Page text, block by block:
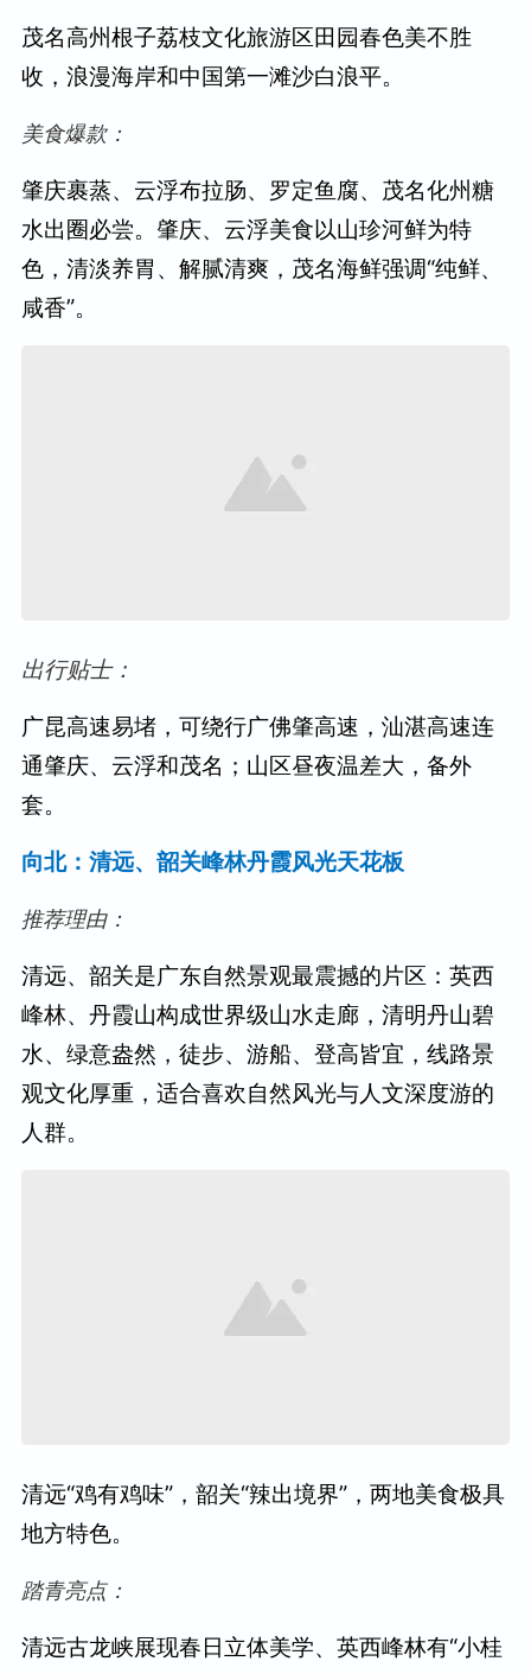
茂名高州根子荔枝文化旅游区田园春色美不胜
收，浪漫海岸和中国第一滩沙白浪平。
美食爆款：
肇庆裹蒸、云浮布拉肠、罗定鱼腐、茂名化州糖
水出圈必尝。肇庆、云浮美食以山珍河鲜为特
色，清淡养胃、解腻清爽，茂名海鲜强调“纯鲜、
咸香”。
出行贴士：
广昆高速易堵，可绕行广佛肇高速，汕湛高速连
通肇庆、云浮和茂名；山区昼夜温差大，备外
套。
向北：清远、韶关峰林丹霞风光天花板
推荐理由：
清远、韶关是广东自然景观最震撼的片区：英西
峰林、丹霞山构成世界级山水走廊，清明丹山碧
水、绿意盎然，徒步、游船、登高皆宜，线路景
观文化厚重，适合喜欢自然风光与人文深度游的
人群。
清远“鸡有鸡味”，韶关“辣出境界”，两地美食极具
地方特色。
踏青亮点：
清远古龙峡展现春日立体美学、英西峰林有“小桂